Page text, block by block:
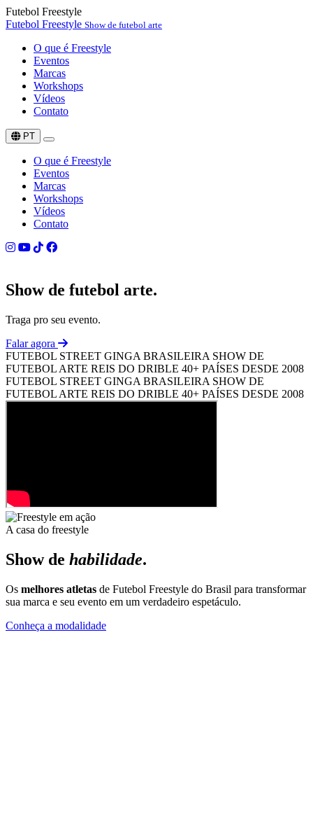
Futebol Freestyle
Futebol Freestyle Show de futebol arte
O que é Freestyle
Eventos
Marcas
Workshops
Vídeos
Contato
PT
O que é Freestyle
Eventos
Marcas
Workshops
Vídeos
Contato
Show de futebol arte.
Traga pro seu evento.
Falar agora
FUTEBOL STREET GINGA BRASILEIRA SHOW DE
FUTEBOL ARTE REIS DO DRIBLE 40+ PAÍSES DESDE 2008
FUTEBOL STREET GINGA BRASILEIRA SHOW DE
FUTEBOL ARTE REIS DO DRIBLE 40+ PAÍSES DESDE 2008
A casa do freestyle
Show de habilidade.
Os melhores atletas de Futebol Freestyle do Brasil para transformar
sua marca e seu evento em um verdadeiro espetáculo.
Conheça a modalidade